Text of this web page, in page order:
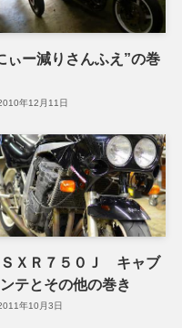
ぃー減りさんふえ”の巻
年12月11日
ＳＸＲ７５０Ｊ キャブ
テとその他の巻き
年10月3日